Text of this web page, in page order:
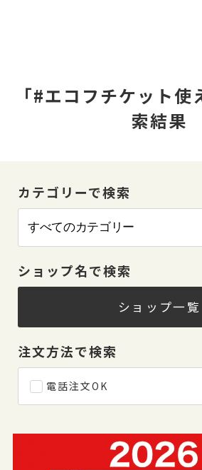
「#エコフチケット
索結果
カテゴリーで検索
ショップ名で検索
ショップ一覧
注文方法で検索
電話注文OK